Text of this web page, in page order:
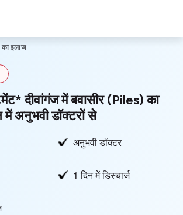
Piles
हमारे बारे में
हमसे संपर्क करें
का इलाज
दीवांगंज में बवासीर (Piles) का
में अनुभवी डॉक्टरों से
अनुभवी डॉक्टर
1 दिन में डिस्चार्ज